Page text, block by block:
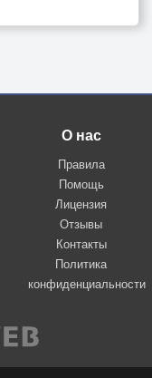
О нас
Правила
Помощь
Лицензия
Отзывы
Контакты
Политика
конфиденциальности